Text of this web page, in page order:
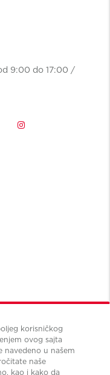
korisničkog
ovog sajta
navedeno u našem
naše
kao i kako da
9:00 do 17:00 /